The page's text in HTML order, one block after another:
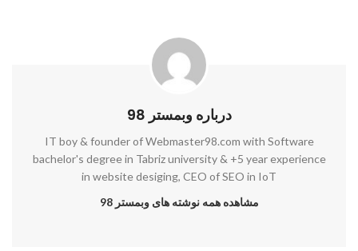
درباره وبمستر 98
IT boy & founder of Webmaster98.com with Software
bachelor's degree in Tabriz university & +5 year experience
in website desiging, CEO of SEO in IoT
مشاهده همه نوشته های وبمستر 98